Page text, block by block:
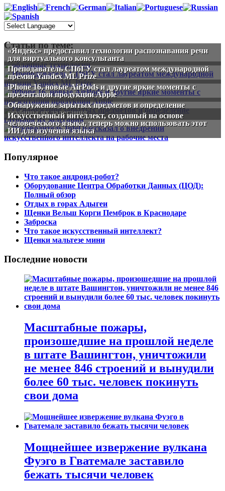
Статьи по теме:
«Яндекс» предоставил технологии распознавания речи
для виртуального консультанта
Преподаватель СПбГУ стал лауреатом международной
премии Yandex ML Prize
iPhone 16, новые AirPods и другие яркие моменты с
презентации продукции Apple
Обнаружение зарытых предметов и определение
глубины их залегания
Искусственный интеллект, созданный на основе
человеческого языка, теперь можно использовать этот
ИИ для изучения языка
Популярное
Что такое андроид-робот?
Оборудование Центра Обработки Данных (ЦОД):
Полный обзор
Отдых в горах Адыгеи
Щенки Вельш Корги Пемброк в Краснодаре
Заброска
Что такое искусственный интеллект?
Щенки мальтезе мини
Последние новости
Масштабные пожары,
произошедшие на прошлой неделе
в штате Вашингтон, уничтожили
не менее 846 строений и вынудили
более 60 тыс. человек покинуть
свои дома
Мощнейшее извержение вулкана
Фуэго в Гватемале заставило
бежать тысячи человек